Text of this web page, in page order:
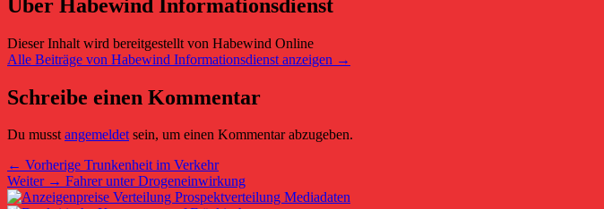
Über Habewind Informationsdienst
Dieser Inhalt wird bereitgestellt von Habewind Online
Alle Beiträge von Habewind Informationsdienst anzeigen →
Schreibe einen Kommentar
Du musstangemeldetsein, um einen Kommentar abzugeben.
Beitragsnavigation
← Vorherige Vorheriger
Beitrag:
Trunkenheit im Verkehr
Weiter → Nächster
Beitrag:
Fahrer unter Drogeneinwirkung
Primärer